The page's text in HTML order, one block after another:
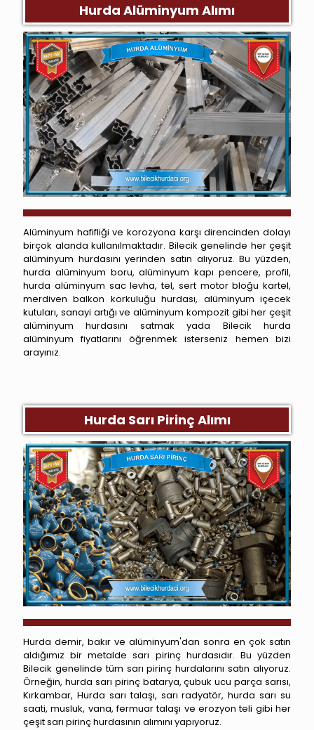
Hurda Alüminyum Alımı
Alüminyum hafifliği ve korozyona karşı direncinden dolayı
birçok alanda kullanılmaktadır. Bilecik genelinde her çeşit
alüminyum hurdasını yerinden satın alıyoruz. Bu yüzden,
hurda alüminyum boru, alüminyum kapı pencere, profil,
hurda alüminyum sac levha, tel, sert motor bloğu kartel,
merdiven balkon korkuluğu hurdası, alüminyum içecek
kutuları, sanayi artığı ve alüminyum kompozit gibi her çeşit
alüminyum hurdasını satmak yada Bilecik hurda
alüminyum fiyatlarını öğrenmek isterseniz hemen bizi
arayınız.
Hurda Sarı Pirinç Alımı
Hurda demir, bakır ve alüminyum'dan sonra en çok satın
aldığımız bir metalde sarı pirinç hurdasıdır. Bu yüzden
Bilecik genelinde tüm sarı pirinç hurdalarını satın alıyoruz.
Örneğin, hurda sarı pirinç batarya, çubuk ucu parça sarısı,
Kırkambar, Hurda sarı talaşı, sarı radyatör, hurda sarı su
saati, musluk, vana, fermuar talaşı ve erozyon teli gibi her
çeşit sarı pirinç hurdasının alımını yapıyoruz.